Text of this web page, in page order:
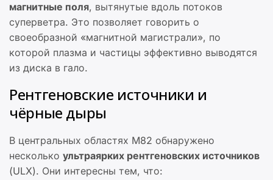
магнитные поля, вытянутые вдоль потоков
суперветра. Это позволяет говорить о
своеобразной «магнитной магистрали», по
которой плазма и частицы эффективно выводятся
из диска в гало.
Рентгеновские источники и
чёрные дыры
В центральных областях M82 обнаружено
несколько ультраярких рентгеновских источников
(ULX). Они интересны тем, что: